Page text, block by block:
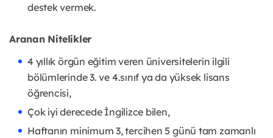
destek vermek.
Aranan Nitelikler
4 yıllık örgün eğitim veren üniversitelerin ilgili
bölümlerinde 3. ve 4.sınıf ya da yüksek lisans
öğrencisi,
Çok iyi derecede İngilizce bilen,
Haftanın minimum 3, tercihen 5 günü tam zamanlı